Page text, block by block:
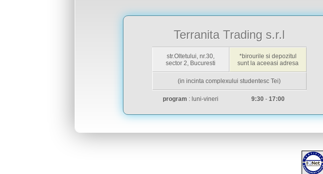
Terranita Trading s.r.l
str.Oltetului, nr.30,
sector 2, Bucuresti
*birourile si depozitul
sunt la aceeasi adresa
(in incinta complexului studentesc Tei)
program : luni-vineri 9:30- 17:00